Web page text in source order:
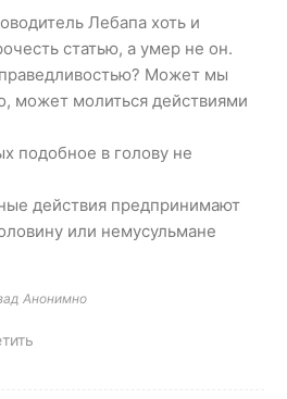
Лебапа хоть и
статью, а умер не он.
Может мы
может молиться действиями
подобное в голову не
действия предпринимают
или немусульмане
Анонимно